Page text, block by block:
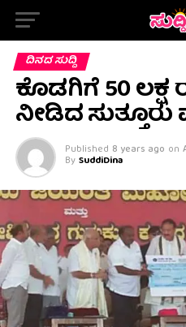
ದಿನದ ಸುದ್ದಿ
ಕೊಡಗಿಗೆ 50
ನೀಡಿದ
Published 8 years ago on
By SuddiDina